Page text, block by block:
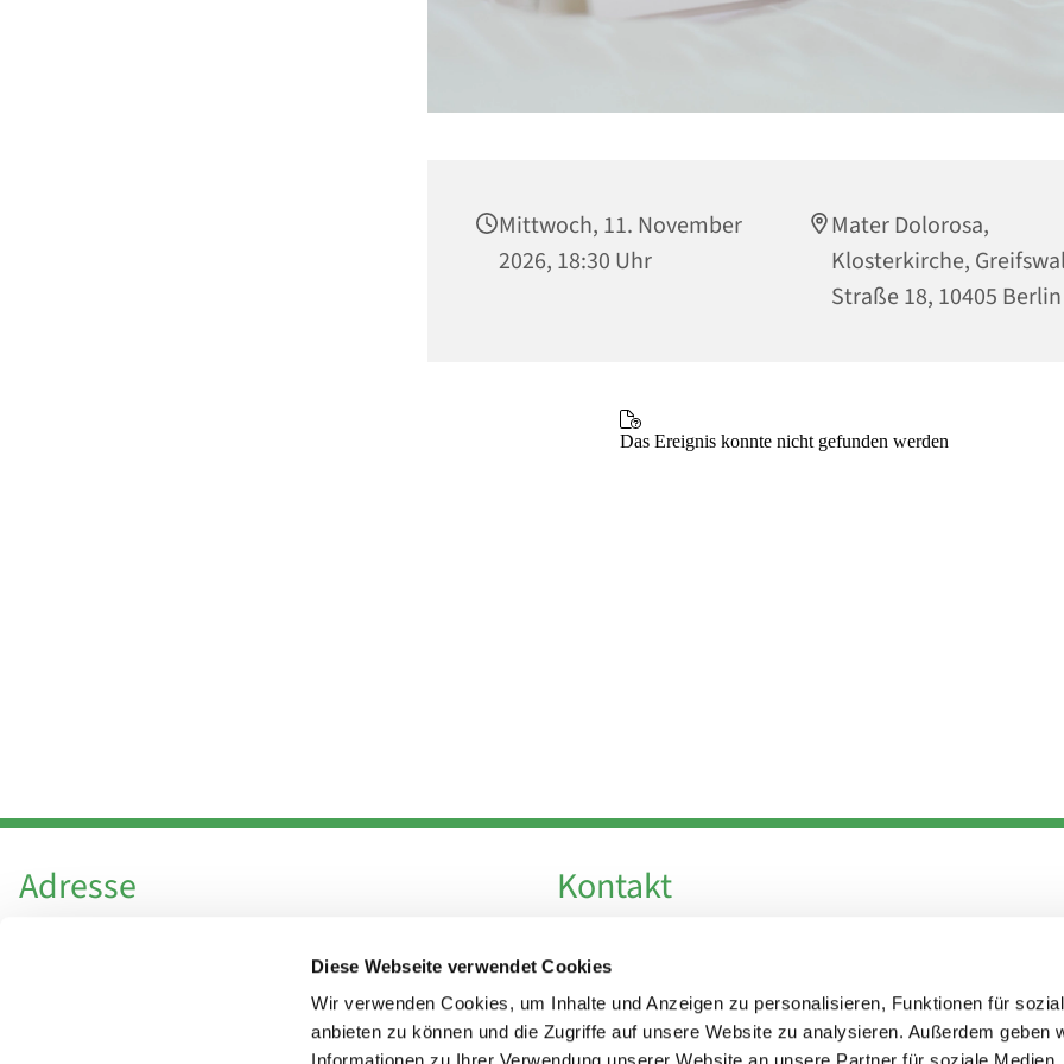
Diese Webseite verwendet Cookies
Wir verwenden Cookies, um Inhalte und Anzeigen zu personalisieren, Funktionen für
anbieten zu können und die Zugriffe auf unsere Website zu analysieren. Außerdem geben
Mittwoch, 11. November
2026, 18:30 Uhr
Mater Dolorosa,
Klosterkirche,
Straße 18, 10405 Berlin
Adresse
Hl. Theresa von Avila Berlin Nordost
Leitender Pfarrer - Norbert Pomplun
Kontakt
Fax +49 30 924 54 18
E-Mailinfo@theresa-von-avila-berlin.de